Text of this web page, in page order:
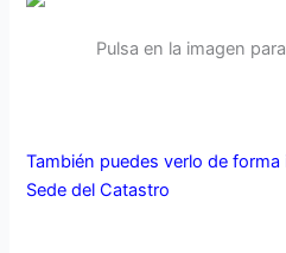
Pulsa en la imagen
También puedes verlo de
Sede del Catastro